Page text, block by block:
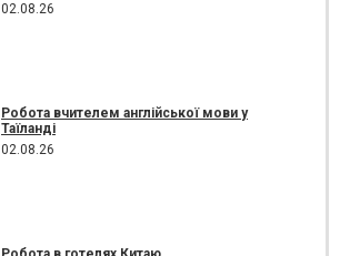
02.08.26
Робота вчителем англійської мови у
Таїланді
02.08.26